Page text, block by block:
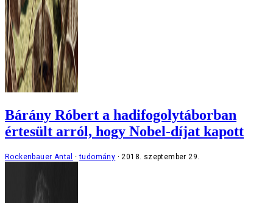
Bárány Róbert a hadifogolytáborban
értesült arról, hogy Nobel-díjat kapott
Rockenbauer Antal tudomány 2018. szeptember 29.